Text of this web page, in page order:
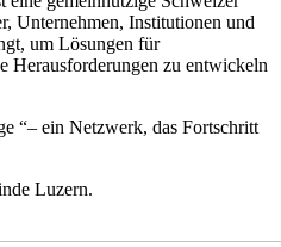
Unternehmen, Institutionen und
um Lösungen für
Herausforderungen zu entwickeln
“– ein Netzwerk, das Fortschritt
Luzern.